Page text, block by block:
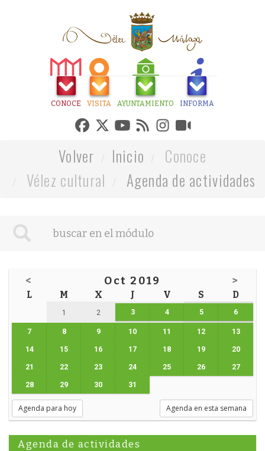
CONOCE VISITA AYUNTAMIENTO INFORMA
Volver Inicio
Conoce
Vélez cultural
Agenda de actividades
< Oct 2019 >
L M X J V S D
1 2 3 4 5 6
7 8 9 10 11 12 13
14 15 16 17 18 19 20
21 22 23 24 25 26 27
28 29 30 31
Agenda para hoy Agenda en esta semana
Agenda de actividades